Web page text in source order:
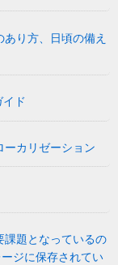
り方、日頃の備え
イド
ーカリゼーション
課題となっているの
ジに保存されてい